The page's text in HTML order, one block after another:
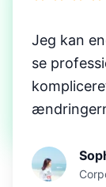
Jeg kan
se